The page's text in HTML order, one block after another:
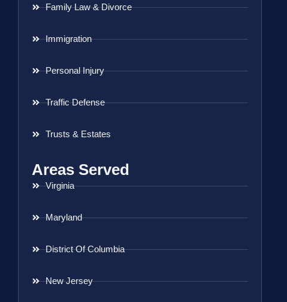
Family Law & Divorce
Immigration
Personal Injury
Traffic Defense
Trusts & Estates
Areas Served
Virginia
Maryland
District Of Columbia
New Jersey